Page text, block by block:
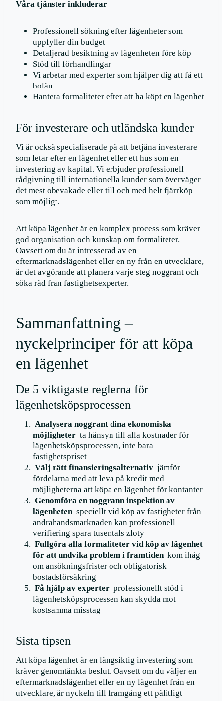
Våra tjänster inkluderar
Professionell sökning efter lägenheter som
uppfyller din budget
Detaljerad besiktning av lägenheten före köp
Stöd till förhandlingar
Vi arbetar med experter som hjälper dig att få ett
bolån
Hantera formaliteter efter att ha köpt en lägenhet
För investerare och utländska kunder
Vi är också specialiserade på att betjäna investerare
som letar efter en lägenhet eller ett hus som en
investering av kapital. Vi erbjuder professionell
rådgivning till internationella kunder som överväger
det mest obevakade eller till och med helt fjärrköp
som möjligt.
Att köpa lägenhet är en komplex process som kräver
god organisation och kunskap om formaliteter.
Oavsett om du är intresserad av en
eftermarknadslägenhet eller en ny från en utvecklare,
är det avgörande att planera varje steg noggrant och
söka råd från fastighetsexperter.
Sammanfattning –
nyckelprinciper för att köpa
en lägenhet
De 5 viktigaste reglerna för
lägenhetsköpsprocessen
Analysera noggrant dina ekonomiska
möjligheter ta hänsyn till alla kostnader för
lägenhetsköpsprocessen, inte bara
fastighetspriset
Välj rätt finansieringsalternativ jämför
fördelarna med att leva på kredit med
möjligheterna att köpa en lägenhet för kontanter
Genomföra en noggrann inspektion av
lägenheten speciellt vid köp av fastigheter från
andrahandsmarknaden kan professionell
verifiering spara tusentals zloty
Fullgöra alla formaliteter vid köp av lägenhet
för att undvika problem i framtiden kom ihåg
om ansökningsfrister och obligatorisk
bostadsförsäkring
Få hjälp av experter professionellt stöd i
lägenhetsköpsprocessen kan skydda mot
kostsamma misstag
Sista tipsen
Att köpa lägenhet är en långsiktig investering som
kräver genomtänkta beslut. Oavsett om du väljer en
eftermarknadslägenhet eller en ny lägenhet från en
utvecklare, är nyckeln till framgång ett pålitligt